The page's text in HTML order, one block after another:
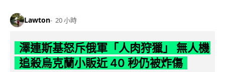
Lawton 20 小時
澤連斯基怒斥俄軍「人肉狩獵」 無人機
追殺烏克蘭小販近 40 秒仍被炸傷